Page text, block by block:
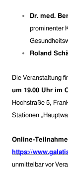
Dr. med.
prominenter
Roland
Die Veranstaltung
um 19.00 Uhr im
Hochstraße 5,
Stationen
Online-Teilnahme
https://
unmittelbar vor